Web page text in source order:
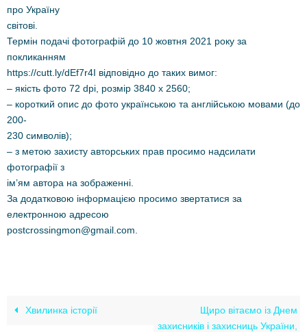
про Україну
світові.
Термін подачі фотографій до 10 жовтня 2021 року за
покликанням
https://cutt.ly/dEf7r4I відповідно до таких вимог:
– якість фото 72 dpi, розмір 3840 x 2560;
– короткий опис до фото українською та англійською мовами (до
200-
230 символів);
– з метою захисту авторських прав просимо надсилати
фотографії з
ім’ям автора на зображенні.
За додатковою інформацією просимо звертатися за
електронною адресою
postcrossingmon@gmail.com.
Хвилинка історії
Щиро вітаємо із Днем
захисників і захисниць України,